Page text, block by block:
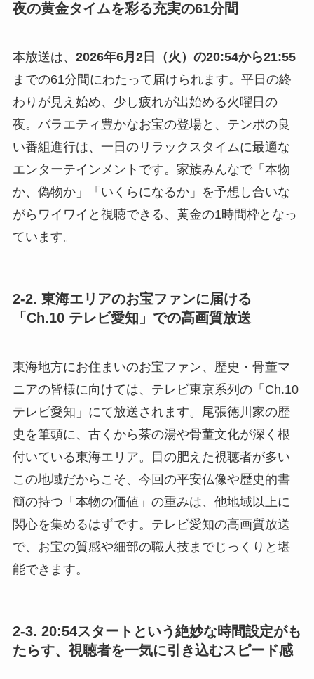
夜の黄金タイムを彩る充実の61分間
本放送は、 2026年6月2日（火）の20:54から21:55
までの61分間にわたって届けられます。平日の終
わりが見え始め、少し疲れが出始める火曜日の
夜。バラエティ豊かなお宝の登場と、テンポの良
い番組進行は、一日のリラックスタイムに最適な
エンターテインメントです。家族みんなで「本物
か、偽物か」「いくらになるか」を予想し合いな
がらワイワイと視聴できる、黄金の1時間枠となっ
ています。
2-2. 東海エリアのお宝ファンに届ける
「Ch.10 テレビ愛知」での高画質放送
東海地方にお住まいのお宝ファン、歴史・骨董マ
ニアの皆様に向けては、テレビ東京系列の「Ch.10
テレビ愛知」にて放送されます。尾張徳川家の歴
史を筆頭に、古くから茶の湯や骨董文化が深く根
付いている東海エリア。目の肥えた視聴者が多い
この地域だからこそ、今回の平安仏像や歴史的書
簡の持つ「本物の価値」の重みは、他地域以上に
関心を集めるはずです。テレビ愛知の高画質放送
で、お宝の質感や細部の職人技までじっくりと堪
能できます。
2-3. 20:54スタートという絶妙な時間設定がも
たらす、視聴者を一気に引き込むスピード感